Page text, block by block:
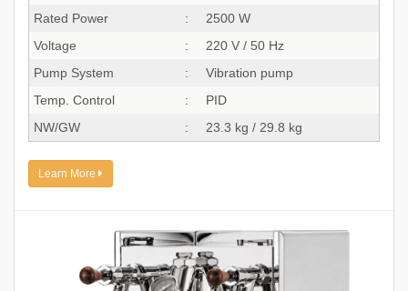
Rated Power
:
2500 W
Voltage
:
220 V / 50 Hz
Pump System
:
Vibration pump
Temp. Control
:
PID
NW/GW
: 23.3 kg / 29.8 kg
Learn More